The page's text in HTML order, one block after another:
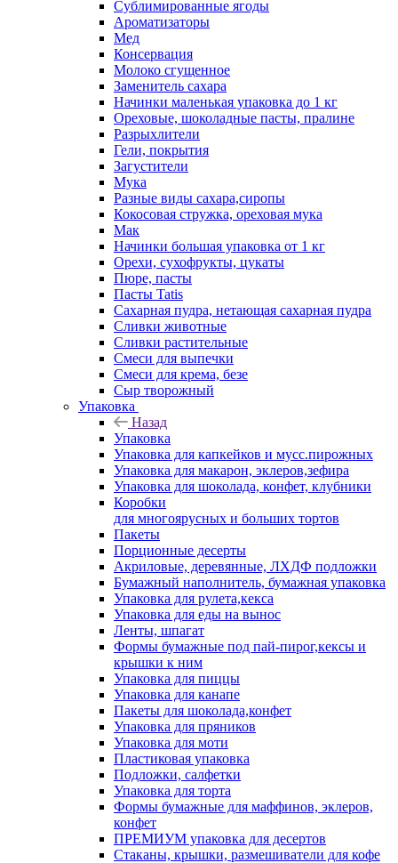
Сублимированные ягоды
Ароматизаторы
Мед
Консервация
Молоко сгущенное
Заменитель сахара
Начинки маленькая упаковка до 1 кг
Ореховые, шоколадные пасты, пралине
Разрыхлители
Гели, покрытия
Загустители
Мука
Разные виды сахара,сиропы
Кокосовая стружка, ореховая мука
Мак
Начинки большая упаковка от 1 кг
Орехи, сухофрукты, цукаты
Пюре, пасты
Пасты Tatis
Сахарная пудра, нетающая сахарная пудра
Сливки животные
Сливки растительные
Смеси для выпечки
Смеси для крема, безе
Сыр творожный
Упаковка
Назад
Упаковка
Упаковка для капкейков и мусс.пирожных
Упаковка для макарон, эклеров,зефира
Упаковка для шоколада, конфет, клубники
Коробки
для многоярусных и больших тортов
Пакеты
Порционные десерты
Акриловые, деревянные, ЛХДФ подложки
Бумажный наполнитель, бумажная упаковка
Упаковка для рулета,кекса
Упаковка для еды на вынос
Ленты, шпагат
Формы бумажные под пай-пирог,кексы и
крышки к ним
Упаковка для пиццы
Упаковка для канапе
Пакеты для шоколада,конфет
Упаковка для пряников
Упаковка для моти
Пластиковая упаковка
Подложки, салфетки
Упаковка для торта
Формы бумажные для маффинов, эклеров,
конфет
ПРЕМИУМ упаковка для десертов
Стаканы, крышки, размешиватели для кофе